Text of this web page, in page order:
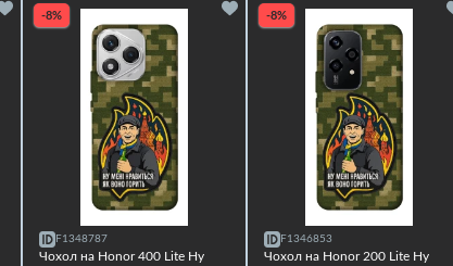
-8%
F1348787
Чохол на Honor 400 Lite Ну
-8%
F1346853
Чохол на Honor 200 Lite Ну